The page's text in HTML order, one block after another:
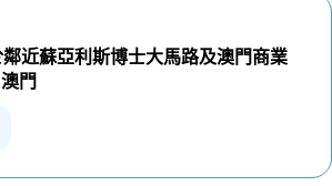
近蘇亞利斯博士大馬路及澳門商業
門